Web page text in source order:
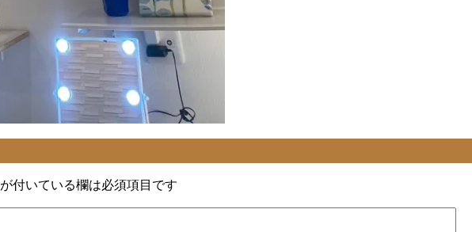
が付いている欄は必須項目です